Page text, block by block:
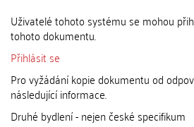
Uživatelé tohoto systému se mohou
tohoto dokumentu.
Přihlásit se
Pro vyžádání kopie dokumentu od
následující informace.
Druhé bydlení - nejen české specifikum